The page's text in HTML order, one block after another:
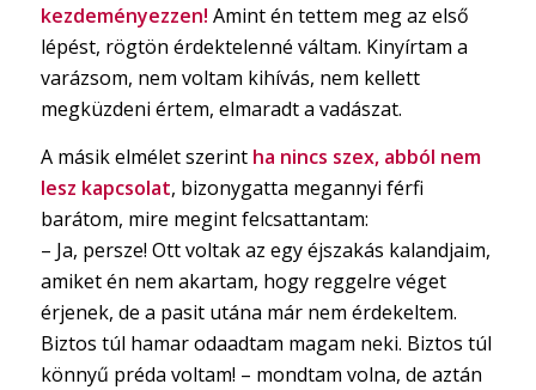
kezdeményezzen! Amint én tettem meg az első
lépést, rögtön érdektelenné váltam. Kinyírtam a
varázsom, nem voltam kihívás, nem kellett
megküzdeni értem, elmaradt a vadászat.
A másik elmélet szerint ha nincs szex, abból nem
lesz kapcsolat, bizonygatta megannyi férfi
barátom, mire megint felcsattantam:
– Ja, persze! Ott voltak az egy éjszakás kalandjaim,
amiket én nem akartam, hogy reggelre véget
érjenek, de a pasit utána már nem érdekeltem.
Biztos túl hamar odaadtam magam neki. Biztos túl
könnyű préda voltam! – mondtam volna, de aztán